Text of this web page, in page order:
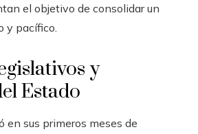
el objetivo de consolidar un
y pacífico.
y
Estado
en sus primeros meses de